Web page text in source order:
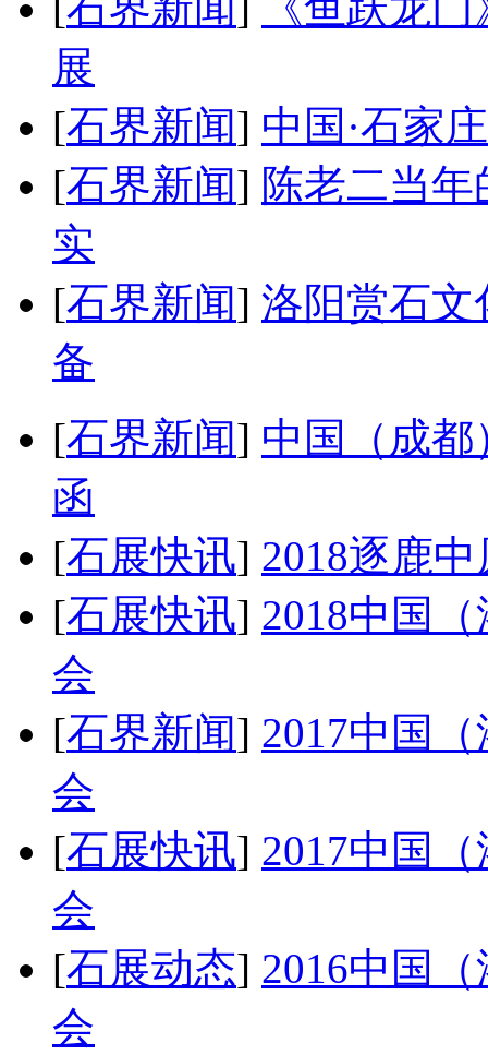
展
[石界新闻] 中国·石家
[石界新闻] 陈老二当
实
[石界新闻] 洛阳赏石文
备
[石界新闻] 中国（成
函
[石展快讯] 2018逐鹿
[石展快讯] 2018中国
会
[石界新闻] 2017中国
会
[石展快讯] 2017中国
会
[石展动态] 2016中国
会